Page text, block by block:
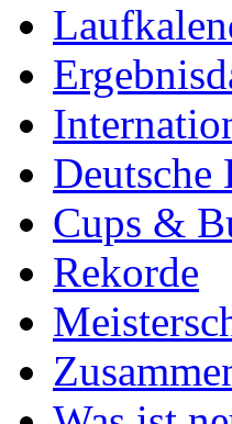
Deutsche
Cups &
Rekorde